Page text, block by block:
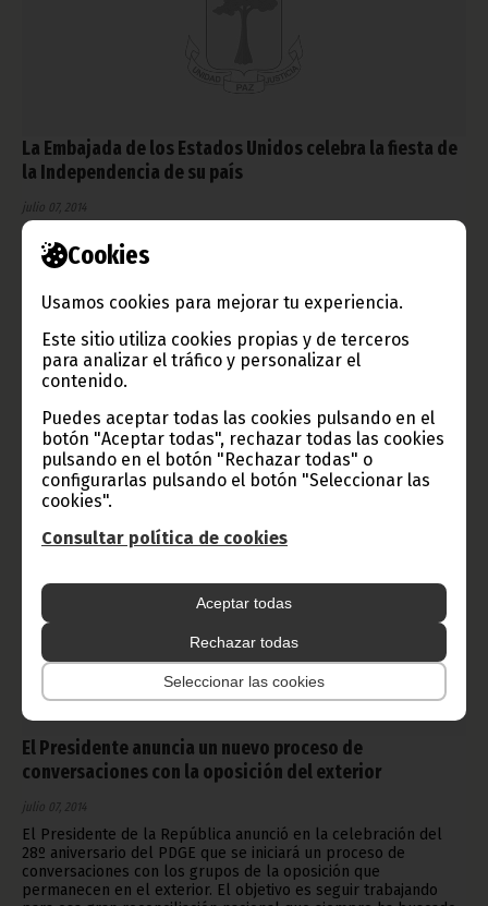
Cookies
Usamos cookies para mejorar tu experiencia.
Este sitio utiliza cookies propias y de terceros
para analizar el tráfico y personalizar el
contenido.
Puedes aceptar todas las cookies pulsando en el
botón "Aceptar todas", rechazar todas las cookies
pulsando en el botón "Rechazar todas" o
configurarlas pulsando el botón "Seleccionar las
cookies".
Consultar política de cookies
Aceptar todas
Rechazar todas
Seleccionar las cookies
La Embajada de los Estados Unidos celebra la fiesta de
la Independencia de su país
julio 07, 2014
La fiesta se celebró en el Hotel Sofitel de Sipopo, en Malabo.
El Embajador de los Estados Unidos, Mark Asquino, en su
discurso, recordó la importancia de la fecha y la relevancia de
los derechos democráticos. Por su parte, Mba Mokuy, Ministro
de Asuntos Exteriores, recordó la importancia de que las
relaciones entre ambos estados se reorienten para garantizar
la paz, la seguridad y la transferencia tecnológica de las
empresas estadounidenses que desde hace décadas trabajan
en Guinea Ecuatorial.
Noticias Gobierno
El Presidente anuncia un nuevo proceso de
conversaciones con la oposición del exterior
julio 07, 2014
El Presidente de la República anunció en la celebración del
28º aniversario del PDGE que se iniciará un proceso de
conversaciones con los grupos de la oposición que
permanecen en el exterior. El objetivo es seguir trabajando